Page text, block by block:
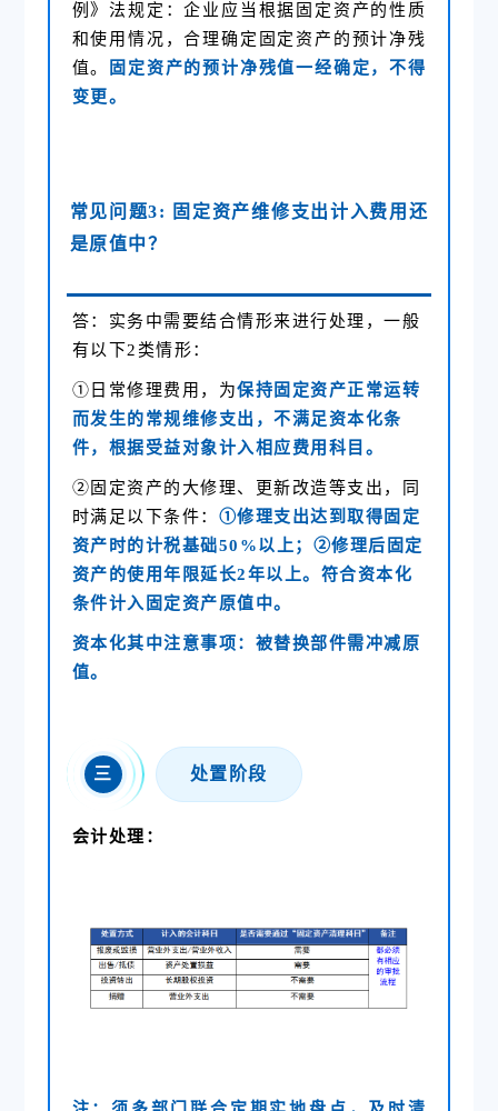
例》法规定：企业应当根据固定资产的性质
和使用情况，合理确定固定资产的预计净残
值。
固定资产的预计净残值一经确定，不得
变更。
常见问题3: 固定资产维修支出计入费用还
是原值中？
答：实务中需要结合情形来进行处理，一般
有以下2类情形：
①日常修理费用，为保持固定资产正常运转
而发生的常规维修支出，不满足资本化条
件，根据受益对象计入相应费用科目。
②固定资产的大修理、更新改造等支出，同
时满足以下条件： ①修理支出达到取得固定
资产时的计税基础50%以上；②修理后固定
资产的使用年限延长2年以上。符合资本化
条件计入固定资产原值中。
资本化其中注意事项：被替换部件需冲减原
值。
三 处置阶段
会计处理：